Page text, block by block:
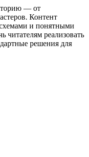
— от
Контент
и понятными
читателям реализовать
решения для